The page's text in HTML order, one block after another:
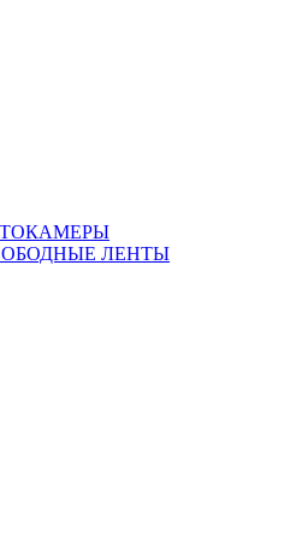
ОБОДНЫЕ ЛЕНТЫ